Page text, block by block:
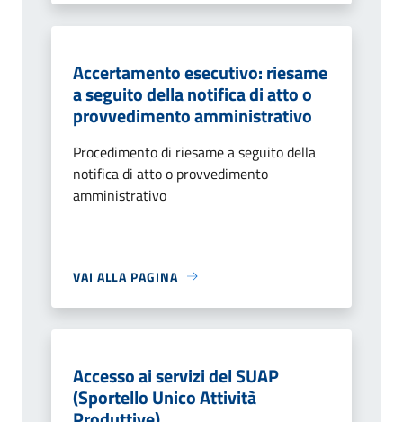
Accertamento esecutivo: riesame
a seguito della notifica di atto o
provvedimento amministrativo
Procedimento di riesame a seguito della
notifica di atto o provvedimento
amministrativo
VAI ALLA PAGINA
Accesso ai servizi del SUAP
(Sportello Unico Attività